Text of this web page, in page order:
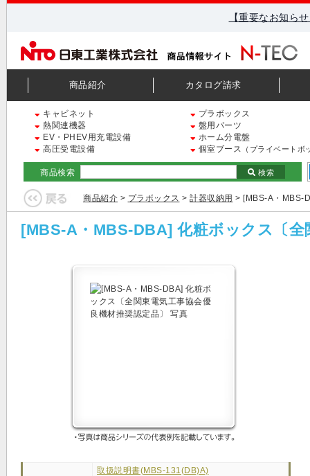
【重要なお知ら
商品紹介 カタログ請求
キャビネット
プラボックス
熱関連機器
盤用パーツ
EV・PHEV用充電設備
ホーム分電盤
高圧受電設備
個室ブース （プライベートボ
商品検索 検索
商品紹介 > プラボックス > 計器収納用 > [MBS-A・MBS-
[MBS-A・MBS-DBA] 化粧ボックス〔全
取扱説明書(MBS-131(DB)A)